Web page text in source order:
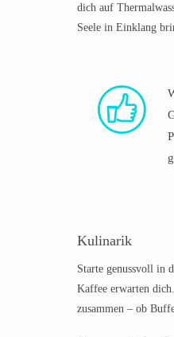
dich auf
Seele in Einklang
Kulinarik
Starte genussvoll in
Kaffee erwarten
zusammen – ob